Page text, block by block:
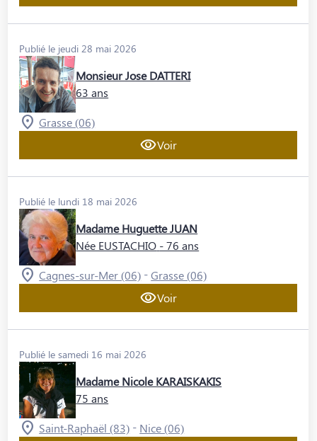
Publié le jeudi 28 mai 2026
Monsieur Jose DATTERI
63 ans
Grasse (06)
Voir
Publié le lundi 18 mai 2026
Madame Huguette JUAN
Née EUSTACHIO - 76 ans
Cagnes-sur-Mer (06) -Grasse (06)
Voir
Publié le samedi 16 mai 2026
Madame Nicole KARAISKAKIS
75 ans
Saint-Raphaël (83) - Nice (06)